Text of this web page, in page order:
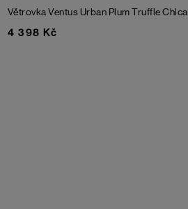
Větrovka Ventus Urban Plum Truffle Chica
4 398 Kč